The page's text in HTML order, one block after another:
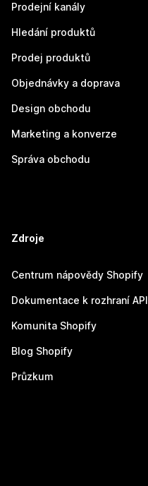
Prodejní kanály
Hledání produktů
Prodej produktů
Objednávky a doprava
Design obchodu
Marketing a konverze
Správa obchodu
Zdroje
Centrum nápovědy Shopify
Dokumentace k rozhraní API
Komunita Shopify
Blog Shopify
Průzkum